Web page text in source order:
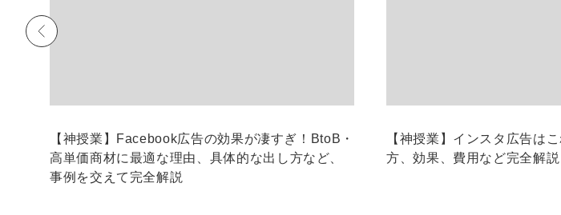
【神授業】Facebook広告の効果が凄すぎ！BtoB・
高単価商材に最適な理由、具体的な出し方など、
事例を交えて完全解説
【神授業】インスタ広告は
方、効果、費用など完全解説